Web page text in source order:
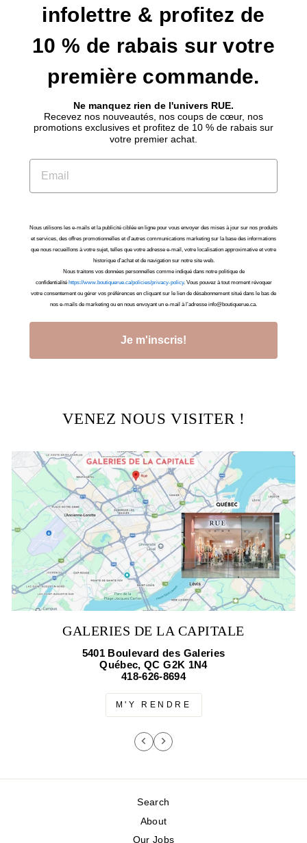
infolettre & profitez de
10 % de rabais sur votre
première commande.
Ne manquez rien de l'univers RUE.
Recevez nos nouveautés, nos coups de cœur, nos
promotions exclusives et profitez de 10 % de rabais sur
votre premier achat.
EMAIL
Nous utilisons les e-mails et la publicité ciblée en ligne pour vous envoyer des mises à jour sur nos produits
et services, des offres promotionnelles et d’autres communications marketing sur la base des informations
que nous recueillons à votre sujet, telles que votre adresse e-mail, votre localisation approximative et votre
historique d’achat et de navigation sur notre site web.
Nous traitons vos données personnelles comme indiqué dans notre politique de
confidentialitéhttps://www.boutiquerue.ca/policies/privacy-policy. Vous pouvez à tout moment révoquer
votre consentement ou gérer vos préférences en cliquant sur le lien de désabonnement situé dans le bas de
nos e-mails de marketing ou en nous envoyant un e-mail à l’adresse info@boutiquerue.ca.
Je m'inscris!
VENEZ NOUS VISITER !
GALERIES DE LA CAPITALE
5401 Boulevard des Galeries
Québec, QC G2K 1N4
418-626-8694
M'Y RENDRE
Search
About
Our Jobs